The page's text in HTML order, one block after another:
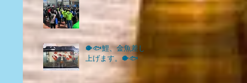
🐡🐟鯉、金魚差し
上げます。🐡🐟